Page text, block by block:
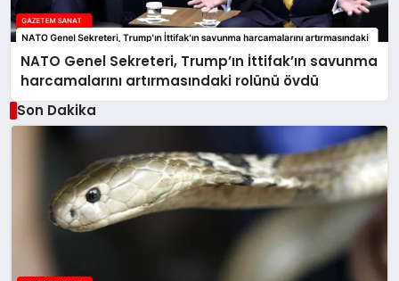
NATO Genel Sekreteri, Trump’ın İttifak’ın savunma
harcamalarını artırmasındaki rolünü övdü
Son Dakika